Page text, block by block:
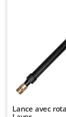
Lance avec